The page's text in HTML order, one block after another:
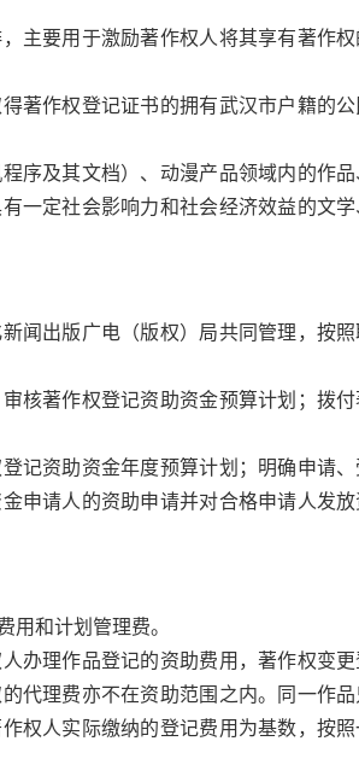
主要用于激励著作权人将其享有著作
著作权登记证书的拥有武汉市户籍的
序及其文档）、动漫产品领域内的作
一定社会影响力和社会经济效益的文
闻出版广电（版权）局共同管理，按照
核著作权登记资助资金预算计划；拨
记资助资金年度预算计划；明确申请
申请人的资助申请并对合格申请人发
和计划管理费。
办理作品登记的资助费用，著作权变
代理费亦不在资助范围之内。同一作
权人实际缴纳的登记费用为基数，按